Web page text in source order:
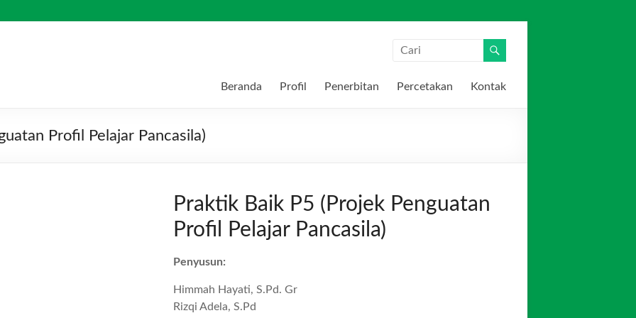
Beranda Profil Penerbitan Percetakan Kontak
Profil Pelajar Pancasila)
Praktik Baik P5 (Projek Penguatan
Profil Pelajar Pancasila)
Penyusun:
Himmah Hayati, S.Pd. Gr
Rizqi Adela, S.Pd